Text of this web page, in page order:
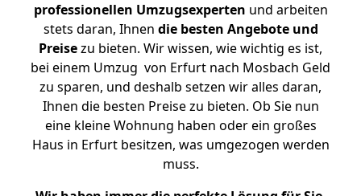
professionellen Umzugsexperten und arbeiten
stets daran, Ihnen die besten Angebote und
Preisezu bieten. Wir wissen, wie wichtig es ist,
bei einem Umzug von Erfurt nach Mosbach Geld
zu sparen, und deshalb setzen wir alles daran,
Ihnen die besten Preise zu bieten. Ob Sie nun
eine kleine Wohnung haben oder ein großes
Haus in Erfurt besitzen, was umgezogen werden
muss.